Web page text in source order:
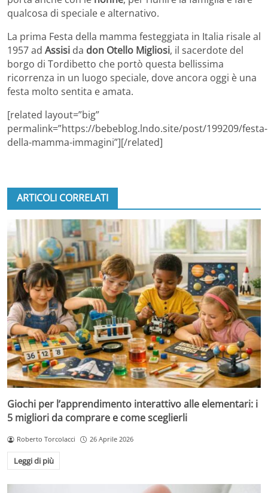
qualcosa di speciale e alternativo.
La prima Festa della mamma festeggiata in Italia risale al
1957 ad Assisi da don Otello Migliosi, il sacerdote del
borgo di Tordibetto che portò questa bellissima
ricorrenza in un luogo speciale, dove ancora oggi è una
festa molto sentita e amata.
[related layout=”big”
permalink=”https://bebeblog.lndo.site/post/199209/festa-
della-mamma-immagini”][/related]
ARTICOLI CORRELATI
Giochi per l’apprendimento interattivo alle elementari: i
5 migliori da comprare e come sceglierli
Roberto Torcolacci 26 Aprile 2026
Leggi di più